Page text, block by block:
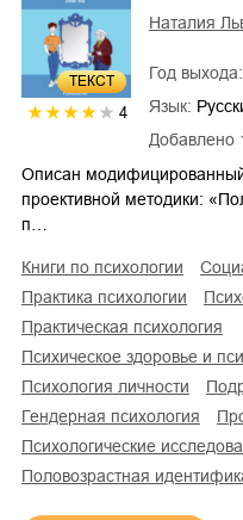
ТЕКСТ
4
Добавлено
Наталия
Год выхода:
Язык:
Описан
проективной методики:
п…
книги по психологии
практика психологии
практическая психология
психическое здоровье и
психология личности
гендерная психология
психологические
Половозрастная